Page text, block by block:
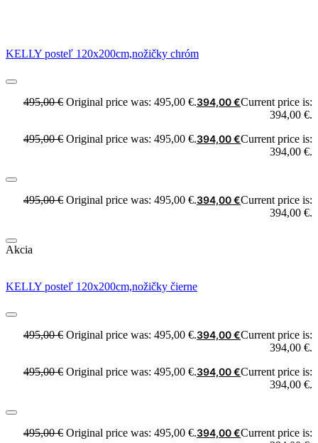
KELLY posteľ 120x200cm,nožičky chróm
495,00€ Original price was: 495,00 €.394,00€Current price is:
394,00 €.
495,00€ Original price was: 495,00 €.394,00€Current price is:
394,00 €.
495,00€ Original price was: 495,00 €.394,00€Current price is:
394,00 €.
Akcia
KELLY posteľ 120x200cm,nožičky čierne
495,00€ Original price was: 495,00 €.394,00€Current price is:
394,00 €.
495,00€ Original price was: 495,00 €.394,00€Current price is:
394,00 €.
495,00€ Original price was: 495,00 €.394,00€Current price is: